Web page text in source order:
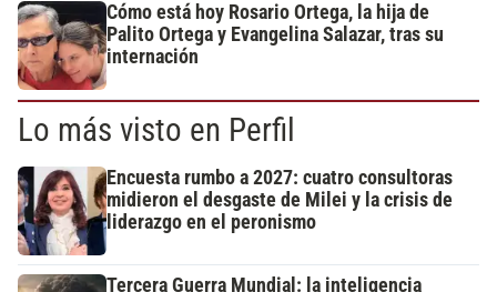
Cómo está hoy Rosario Ortega, la hija de
Palito Ortega y Evangelina Salazar, tras su
internación
Lo más visto en Perfil
Encuesta rumbo a 2027: cuatro consultoras
midieron el desgaste de Milei y la crisis de
liderazgo en el peronismo
Tercera Guerra Mundial: la inteligencia